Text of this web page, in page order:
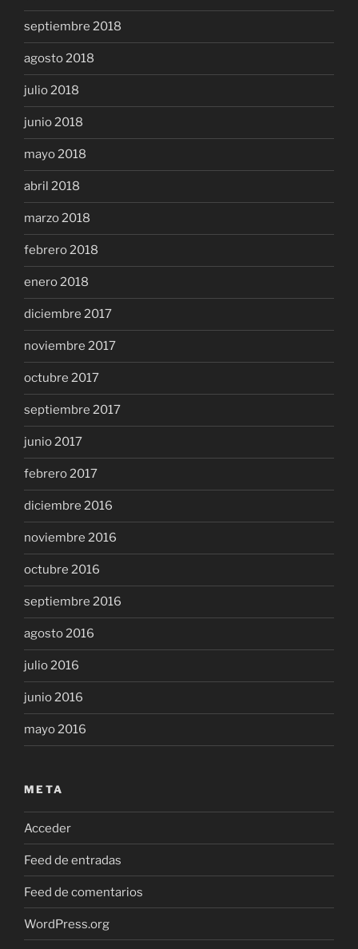
septiembre 2018
agosto 2018
julio 2018
junio 2018
mayo 2018
abril 2018
marzo 2018
febrero 2018
enero 2018
diciembre 2017
noviembre 2017
octubre 2017
septiembre 2017
junio 2017
febrero 2017
diciembre 2016
noviembre 2016
octubre 2016
septiembre 2016
agosto 2016
julio 2016
junio 2016
mayo 2016
META
Acceder
Feed de entradas
Feed de comentarios
WordPress.org